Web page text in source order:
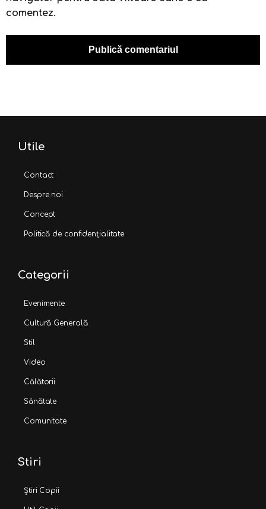
comentez.
Utile
Contact
Despre noi
Concept
Politică de confidențialitate
Categorii
Evenimente
Cultură Generală
Stil
Video
Călătorii
Sănătate
Comunitate
Stiri
Știri Copii